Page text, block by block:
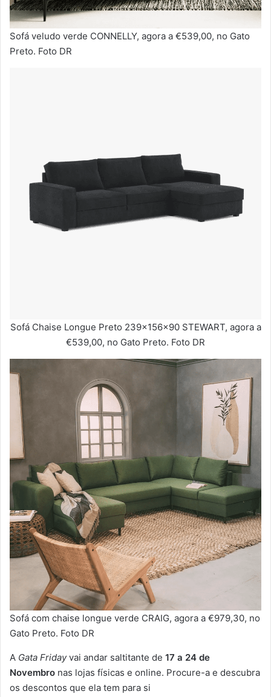
Sofá veludo verde CONNELLY, agora a €539,00, no Gato
Preto. Foto DR
Sofá Chaise Longue Preto 239x156x90 STEWART, agora a
€539,00, no Gato Preto. Foto DR
Sofá com chaise longue verde CRAIG, agora a €979,30, no
Gato Preto. Foto DR
A Gata Friday vai andar saltitante de 17 a 24 de
Novembro nas lojas físicas e online. Procure-a e descubra
os descontos que ela tem para si